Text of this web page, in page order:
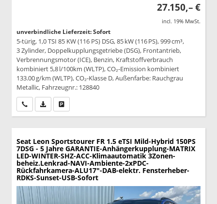
27.150,– €
incl. 19% MwSt.
unverbindliche Lieferzeit: Sofort
5-türig, 1,0 TSI 85 KW (116 PS) DSG, 85 kW (116 PS), 999 cm³,
3 Zylinder, Doppelkupplungsgetriebe (DSG), Frontantrieb,
Verbrennungsmotor (ICE), Benzin, Kraftstoffverbrauch
kombiniert 5,8 l/100km (WLTP), CO₂-Emission kombiniert
133.00 g/km (WLTP), CO₂-Klasse D, Außenfarbe: Rauchgrau
Metallic, Fahrzeugnr.: 128840
Wir rufen Sie anPDF-Datei, Fahrzeugexposé drucken
Seat Leon Sportstourer FR 1.5 eTSI Mild-Hybrid 150PS
7DSG - 5 Jahre GARANTIE-Anhängerkupplung-MATRIX
LED-WINTER-SHZ-ACC-Klimaautomatik 3Zonen-
beheiz.Lenkrad-NAVI-Ambiente-2xPDC-
Rückfahrkamera-ALU17"-DAB-elektr. Fensterheber-
RDKS-Sunset-USB-Sofort